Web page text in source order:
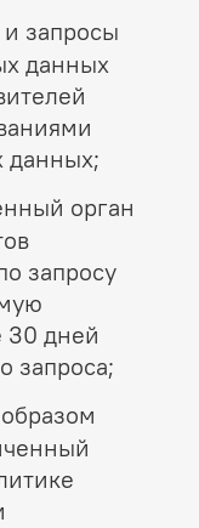
запросы
данных
данных;
орган
запросу
30 дней
запроса;